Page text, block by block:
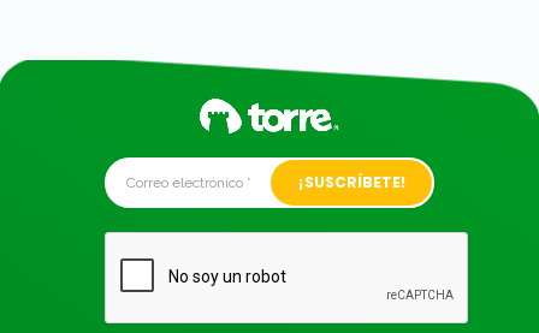
Alternative: